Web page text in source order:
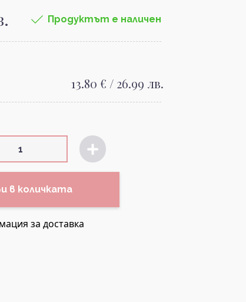
Продуктът е наличен
13.80 € / 26.99 лв.
в количката
за доставка